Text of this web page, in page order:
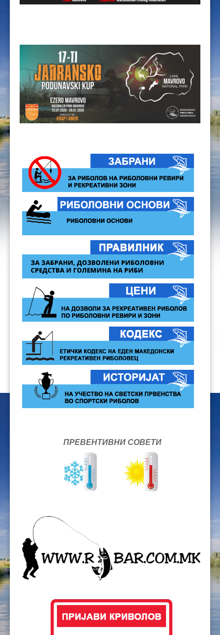
ПРЕВЕНТИВНИ СОВЕТИ